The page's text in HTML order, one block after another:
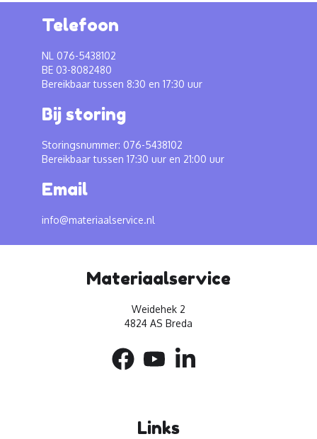
Telefoon
NL 076-5438102
BE 03-8082480
Bereikbaar tussen 8:30 en 17:30 uur
Bij storing
Storingsnummer: 076-5438102
Bereikbaar tussen 17:30 uur en 21:00 uur
Email
info@materiaalservice.nl
Materiaalservice
Weidehek 2
4824 AS Breda
Links